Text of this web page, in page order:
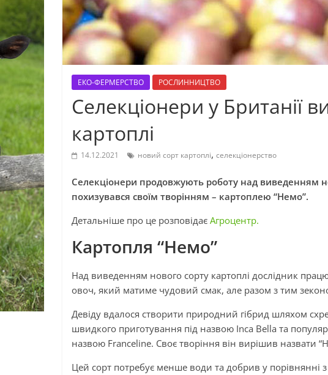
ЕКО-ФЕРМЕРСТВО РОСЛИННИЦТВО
Селекціонери у Британії
картоплі
14.12.2021 новий сорт картоплі, селекціонерство
Селекціонери продовжують роботу над виведенням
похизувався своїм творінням – картоплею “Немо”.
Детальніше про це розповідає Агроцентр.
Картопля “Немо”
Над виведенням нового сорту картоплі дослідник
овоч, який матиме чудовий смак, але разом з тим
Девіду вдалося створити природний гібрид шляхом
швидкого приготування під назвою Inca Bella та
назвою Franceline. Своє творіння він вирішив назвати
Цей сорт потребує менше води та добрив у порівнянні